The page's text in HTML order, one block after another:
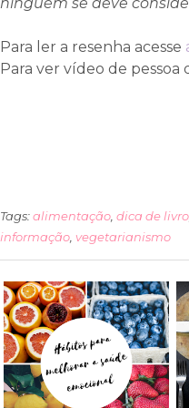
Para ler a resenha acesse
Para ver vídeo de pessoa
Tags:alimentação dica de livro
informação vegetarianismo